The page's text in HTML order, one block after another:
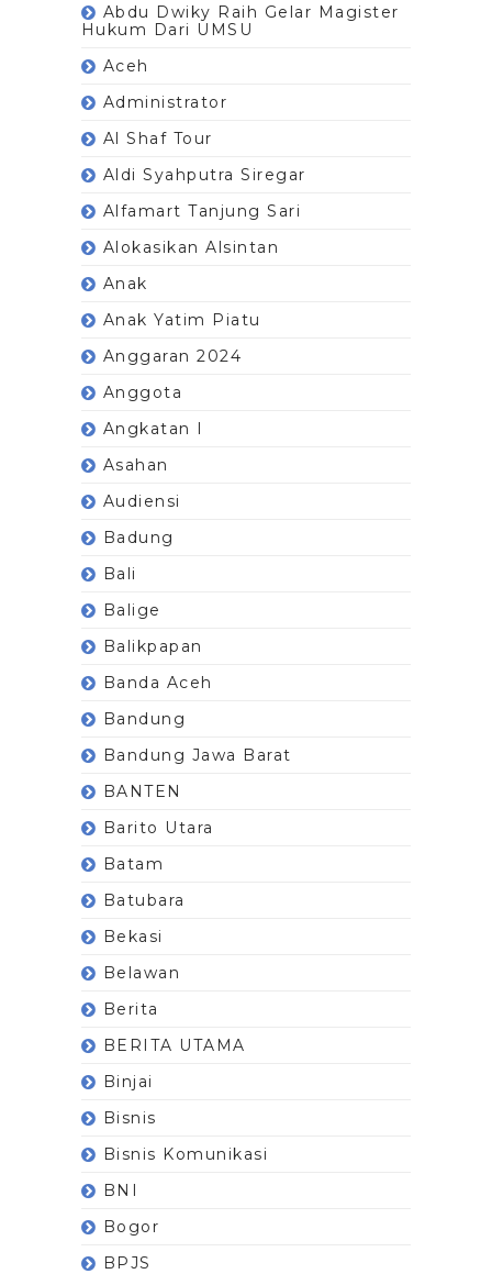
Abdu Dwiky Raih Gelar Magister
Hukum Dari UMSU
Aceh
Administrator
Al Shaf Tour
Aldi Syahputra Siregar
Alfamart Tanjung Sari
Alokasikan Alsintan
Anak
Anak Yatim Piatu
Anggaran 2024
Anggota
Angkatan I
Asahan
Audiensi
Badung
Bali
Balige
Balikpapan
Banda Aceh
Bandung
Bandung Jawa Barat
BANTEN
Barito Utara
Batam
Batubara
Bekasi
Belawan
Berita
BERITA UTAMA
Binjai
Bisnis
Bisnis Komunikasi
BNI
Bogor
BPJS